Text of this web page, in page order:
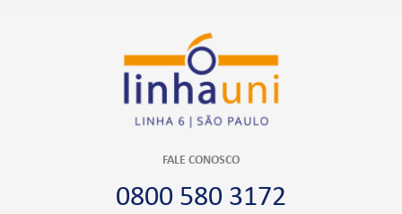
FALE CONOSCO
0800 580 3172